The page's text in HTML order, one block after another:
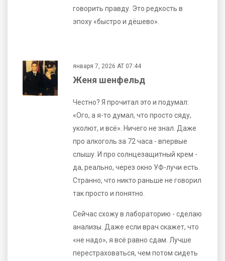
говорить правду. Это редкость в
эпоху «быстро и дёшево».
января 7, 2026 AT 07:44
Женя шенфельд
Честно? Я прочитал это и подумал:
«Ого, а я-то думал, что просто сяду,
уколют, и всё». Ничего не знал. Даже
про алкоголь за 72 часа - впервые
слышу. И про солнцезащитный крем -
да, реально, через окно УФ-лучи есть.
Странно, что никто раньше не говорил
так просто и понятно.
Сейчас схожу в лабораторию - сделаю
анализы. Даже если врач скажет, что
«не надо», я всё равно сдам. Лучше
перестраховаться, чем потом сидеть